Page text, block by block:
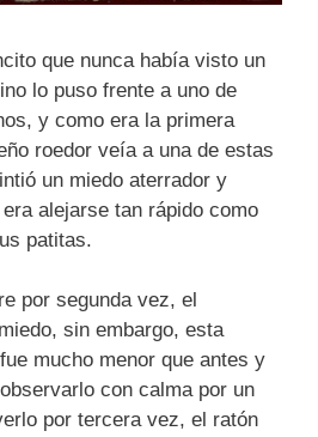
que nunca había visto un
lo puso frente a uno de
y como era la primera
roedor veía a una de estas
un miedo aterrador y
alejarse tan rápido como
patitas.
por segunda vez, el
sin embargo, esta
mucho menor que antes y
con calma por un
por tercera vez, el ratón